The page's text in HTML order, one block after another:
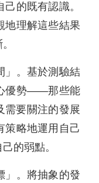
的既有認識。
地理解這些結果
」。基於測驗結
優勢——那些能
要關注的發展
策略地運用自己
的弱點。
」。將抽象的發